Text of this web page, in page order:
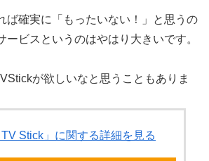
ば確実に「もったいない！」と思うの
ービスというのはやはり大きいです。
が欲しいなと思うこともありま
Stick」に関する詳細を見る